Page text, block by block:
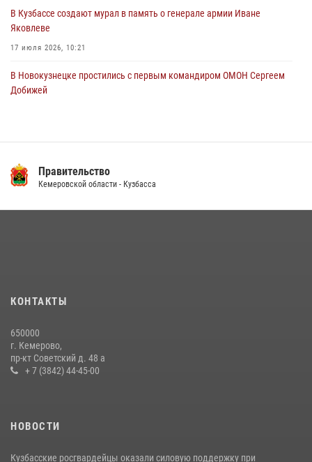
В Кузбассе создают мурал в память о генерале армии Иване
Яковлеве
17 июля 2026, 10:21
В Новокузнецке простились с первым командиром ОМОН Сергеем
Добижей
14 июля 2026, 08:52 1
20 июля 2026, 10:54
с покупками
20 июля 2026, 08:52
Правительство
Кемеровской области - Кузбасса
КОНТАКТЫ
650000
г. Кемерово,
пр-кт Советский д. 48 а
+ 7 (3842) 44-45-00
НОВОСТИ
Кузбасские росгвардейцы оказали силовую поддержку при